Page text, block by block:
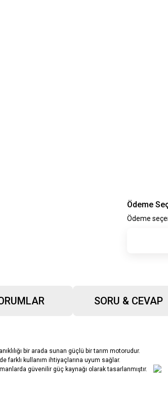
Ödeme
Ödeme
SORU & CEVAP
bir arada sunan güçlü bir tarım motorudur.
farklı kullanım ihtiyaçlarına uyum sağlar.
güvenilir güç kaynağı olarak tasarlanmıştır.